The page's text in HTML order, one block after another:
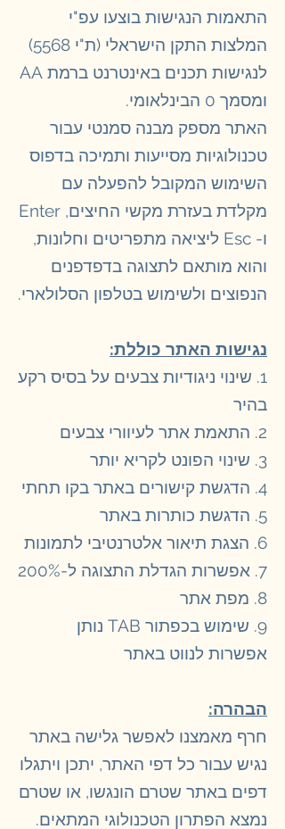
התאמות הנגישות בוצעו עפ"י
המלצות התקן הישראלי (ת"י 5568)
לנגישות תכנים באינטרנט ברמת AA
ומסמך 0 הבינלאומי.
האתר מספק מבנה סמנטי עבור
טכנולוגיות מסייעות ותמיכה בדפוס
השימוש המקובל להפעלה עם
מקלדת בעזרת מקשי החיצים, Enter
ו- Esc ליציאה מתפריטים וחלונות,
והוא מותאם לתצוגה בדפדפנים
הנפוצים ולשימוש בטלפון הסלולארי.​
נגישות האתר כוללת:
​​1. שינוי ניגודיות צבעים על בסיס רקע
בהיר
2. התאמת אתר לעיוורי צבעים
3. שינוי הפונט לקריא יותר
4. הדגשת קישורים באתר בקו תחתי
5. הדגשת כותרות באתר
​​6. הצגת תיאור אלטרנטיבי לתמונות
7. אפשרות הגדלת התצוגה ל-200%
8. מפת אתר
9. שימוש בכפתור TAB נותן
אפשרות לנווט באתר
הבהרה:
חרף מאמצנו לאפשר גלישה באתר
נגיש עבור כל דפי האתר, יתכן ויתגלו
דפים באתר שטרם הונגשו, או שטרם
נמצא הפתרון הטכנולוגי המתאים.